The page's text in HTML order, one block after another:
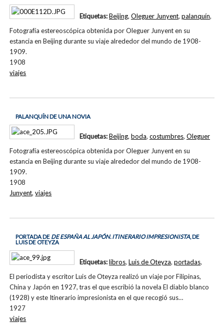
Fotografía estereoscópica obtenida por Oleguer Junyent en su
estancia en Beijing durante su viaje alrededor del mundo de 1908-
1909.
1908
Etiquetas:Beijing, Oleguer Junyent, palanquín,
viajes
PALANQUÍN DE UNA NOVIA
Fotografía estereoscópica obtenida por Oleguer Junyent en su
estancia en Beijing durante su viaje alrededor del mundo de 1908-
1909.
1908
Etiquetas:Beijing, boda, costumbres, Oleguer
Junyent,viajes
PORTADA DE DE ESPAÑA AL JAPÓN. ITINERARIO IMPRESIONISTA, DE
LUIS DE OTEYZA
El periodista y escritor Luis de Oteyza realizó un viaje por Filipinas,
China y Japón en 1927, tras el que escribió la novela El diablo blanco
(1928) y este Itinerario impresionista en el que recogió sus…
1927
Etiquetas:libros, Luis de Oteyza, portadas,
viajes